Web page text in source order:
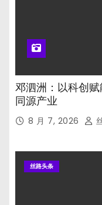
邓泗洲：以科创
同源产业
8 月 7, 2026
丝路头条